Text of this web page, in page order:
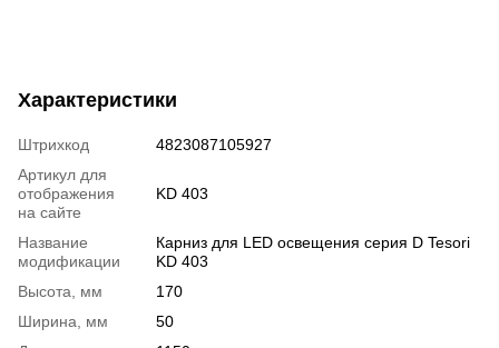
Характеристики
Штрихкод
4823087105927
Артикул для
отображения
на сайте
KD 403
Название
модификации
Карниз для LED освещения серия D Tesori
KD 403
Высота, мм
170
Ширина, мм
50